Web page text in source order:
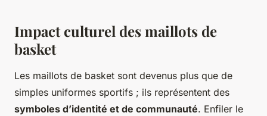
Impact culturel des maillots de
basket
Les maillots de basket sont devenus plus que de
simples uniformes sportifs ; ils représentent des
symboles d’identité et de communauté. Enfiler le